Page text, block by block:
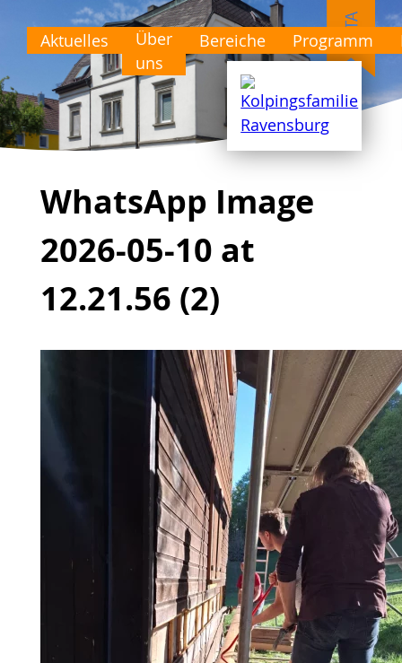
Aktuelles
Über
uns
Bereiche Programm
WhatsApp Image
2026-05-10 at
12.21.56 (2)